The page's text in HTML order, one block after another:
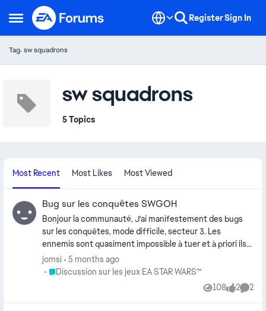
Open Side Menu
Skip to content RegisterSign In
Tag: sw squadrons
sw squadrons
5 Topics
Most Recent Most Likes Most Viewed
Bug sur les conquêtes SWGOH
Bonjour la communauté, J'ai manifestement des bugs
sur les conquêtes, mode difficile, secteur 3. Les
ennemis sont quasiment impossible à tuer et à priori ils
n'ont rien d'exceptionnel comme Cad Bane, Zam Vesel,
etc. Je mets un LG type empereur éternel sith, et
jomsi
5 months ago
Place Discussion sur les jeux EA STAR WARS™
Discussion sur les jeux EA STAR WARS™
108
Views 2
likes 2